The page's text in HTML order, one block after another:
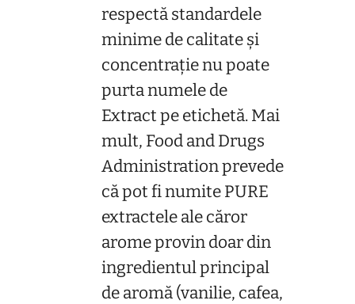
respectă standardele
minime de calitate și
concentrație nu poate
purta numele de
Extract pe etichetă. Mai
mult, Food and Drugs
Administration prevede
că pot fi numite PURE
extractele ale căror
arome provin doar din
ingredientul principal
de aromă (vanilie, cafea,